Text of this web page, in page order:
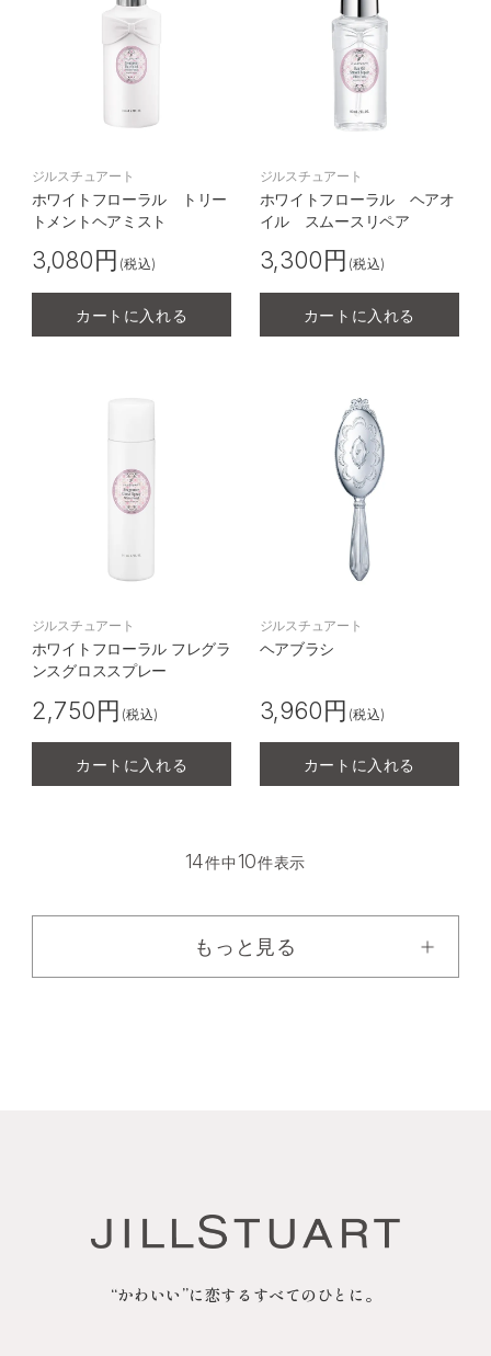
ジルスチュアート
ホワイトフローラル トリー
トメントヘアミスト
3,080円 (税込)
カートに入れる
ジルスチュアート
ホワイトフローラル ヘアオ
イル スムースリペア
3,300円 (税込)
カートに入れる
ジルスチュアート
ホワイトフローラル フレグラ
ンスグロススプレー
2,750円 (税込)
カートに入れる
ジルスチュアート
ヘアブラシ
3,960円 (税込)
カートに入れる
14件中10件表示
もっと見る
“かわいい”に恋するすべてのひとに。